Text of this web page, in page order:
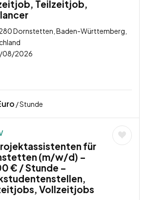
Teilzeitjob,
Dornstetten, Baden-Württemberg,
08/2026
/ Stunde
für
(m/w/d) –
€ / Stunde –
Vollzeitjobs